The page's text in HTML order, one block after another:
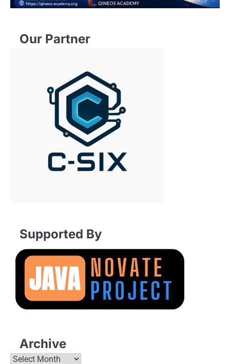
Our Partner
Supported By
Archive
Archive